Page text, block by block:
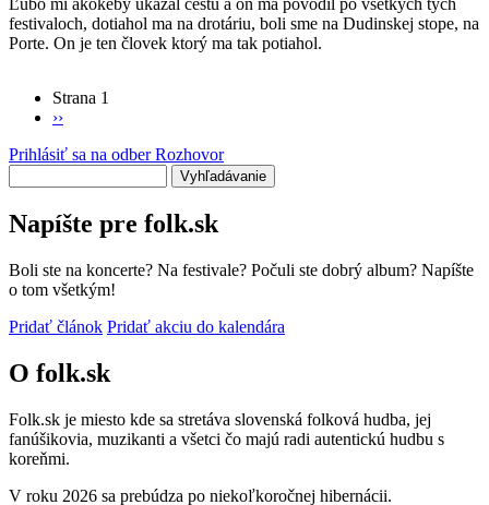
Ľubo mi akokeby ukázal cestu a on ma povodil po všetkých tých
festivaloch, dotiahol ma na drotáriu, boli sme na Dudinskej stope, na
Porte. On je ten človek ktorý ma tak potiahol.
Stránkovanie
Strana 1
Ďalšia
››
Prihlásiť sa na odber Rozhovor
Napíšte pre folk.sk
Boli ste na koncerte? Na festivale? Počuli ste dobrý album? Napíšte
o tom všetkým!
Pridať článok Pridať akciu do kalendára
O folk.sk
Folk.sk je miesto kde sa stretáva slovenská folková hudba, jej
fanúšikovia, muzikanti a všetci čo majú radi autentickú hudbu s
koreňmi.
V roku 2026 sa prebúdza po niekoľkoročnej hibernácii.